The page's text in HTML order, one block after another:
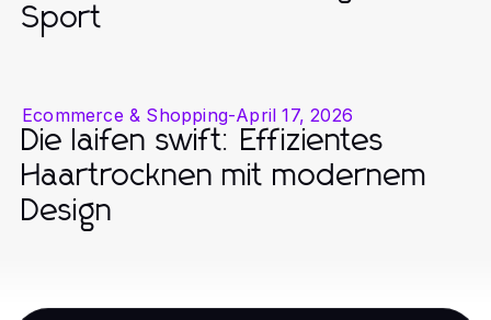
Sport
Ecommerce & Shopping-April 17, 2026
Die laifen swift: Effizientes
Haartrocknen mit modernem
Design